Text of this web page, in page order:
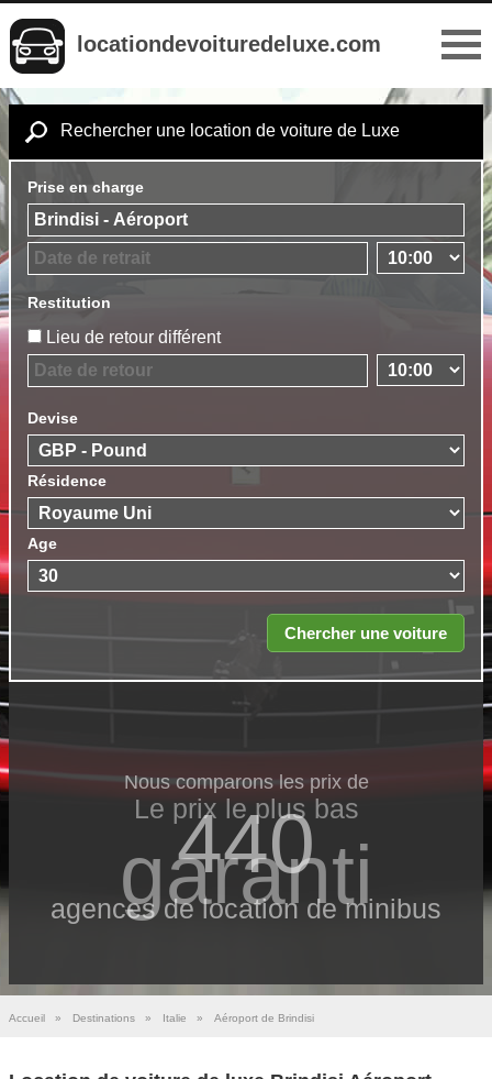
locationdevoituredeluxe.com
Rechercher une location de voiture de Luxe
Prise en charge
Restitution
Lieu de retour différent
Devise
Résidence
Age
Nous comparons les prix de
440
agences de location de minibus
Le prix le​ plus bas
garanti
Accueil » Destinations » Italie » Aéroport de Brindisi